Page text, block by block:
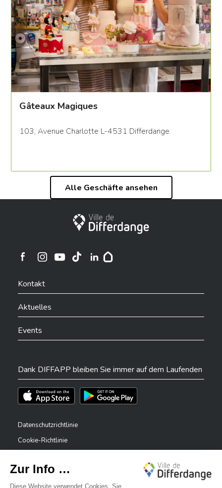
Gâteaux Magiques
103, Avenue Charlotte L-4531 Differdange
Alle Geschäfte ansehen
Stadt Differdingen
Ville de Differdange sur Instagram
Kontakt
Aktuelles
Events
Dank DIFFAPP bleiben Sie immer auf dem Laufenden
Téléchargez l'app sur l'App StoreTéléchargez l'app sur Play Store
Datenschutzrichtlinie
Cookie-Richtlinie
Erklärung zur Barrierefreiheit
✕